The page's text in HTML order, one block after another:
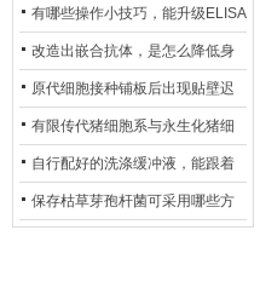
偏低，可从哪些维度开展问题排
查？
有哪些操作小技巧，能升级ELISA
的LOD与LOQ性能？
改造出嵌合抗体，是怎么降低身
体生成抗鼠抗体（HAMA）的？
原代细胞接种铺板后出现贴壁迟
缓、悬浮细胞数量偏多的现象的
主要诱因
有限传代猪细胞系与永生化猪细
胞系，二者在增殖存活周期上有
什么区别？
自行配好的洗涤缓冲液，能跟着
试剂盒原装干粉放一处储存吗？
保存枯草芽孢杆菌可采用哪些方